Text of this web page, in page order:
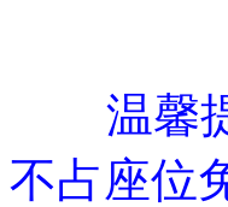
温馨
不占座位